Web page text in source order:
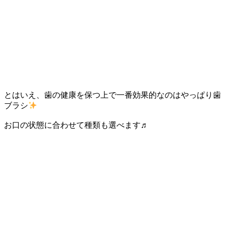
とはいえ、歯の健康を保つ上で一番効果的なのはやっぱり歯
ブラシ
お口の状態に合わせて種類も選べます♬